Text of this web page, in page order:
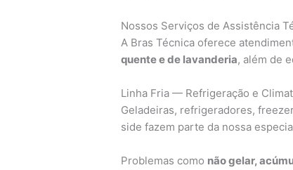
Nossos Serviços de Assistência
A Bras Técnica oferece
quente e de lavanderia, além de
Linha Fria — Refrigeração e
Geladeiras, refrigeradores,
side fazem parte da nossa
Problemas como não gelar,